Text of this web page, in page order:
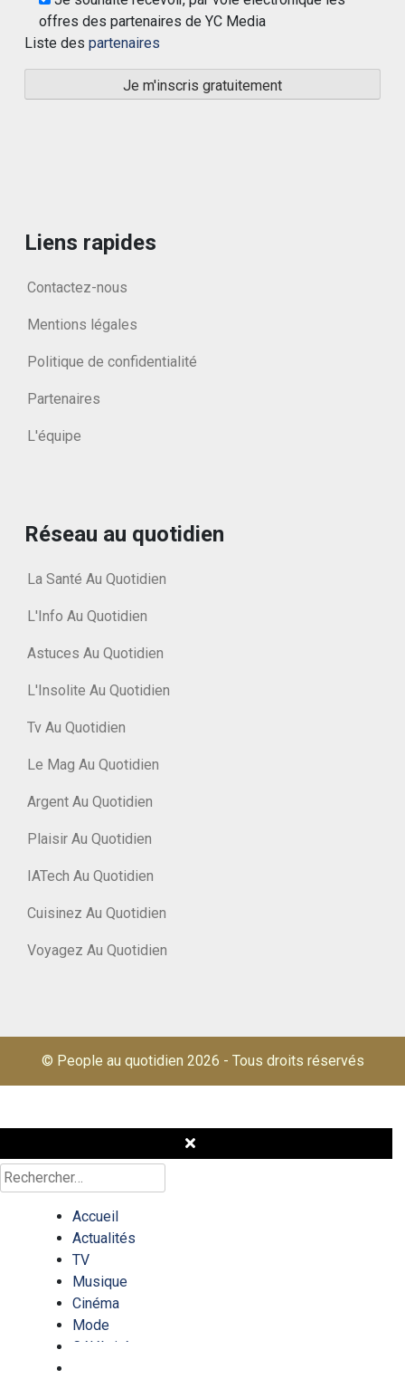
offres des partenaires de YC Media
Liste des partenaires
Liens rapides
Contactez-nous
Mentions légales
Politique de confidentialité
Partenaires
L'équipe
Réseau au quotidien
La Santé Au Quotidien
L'Info Au Quotidien
Astuces Au Quotidien
L'Insolite Au Quotidien
Tv Au Quotidien
Le Mag Au Quotidien
Argent Au Quotidien
Plaisir Au Quotidien
IATech Au Quotidien
Cuisinez Au Quotidien
Voyagez Au Quotidien
© People au quotidien 2026 - Tous droits réservés
Rechercher :
Accueil
Actualités
TV
Musique
Cinéma
Mode
Célébrités